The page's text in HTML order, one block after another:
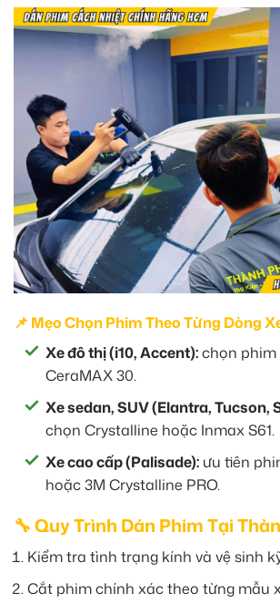
📌 Mẹo Chọn Phim Theo Từng Dòng
Xe đô thị (i10, Accent):chọn
CeraMAX 30.
Xe sedan, SUV (Elantra, Tucson,
chọn Crystalline hoặc Inmax S61.
Xe cao cấp (Palisade): ưu tiên
hoặc 3M Crystalline PRO.
🔧 Quy Trình Dán Phim Tại
Kiểm tra tình trạng kính và vệ sinh
Cắt phim chính xác theo từng mẫu